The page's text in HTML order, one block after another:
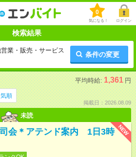
0
気になる！ ログイン
検索結果
業・販売・サービス
条件の変更
平均時給: 1,361 円
気順
掲載日：2026.08.09
未読
NEW
会＊アテンド案内 1日3時